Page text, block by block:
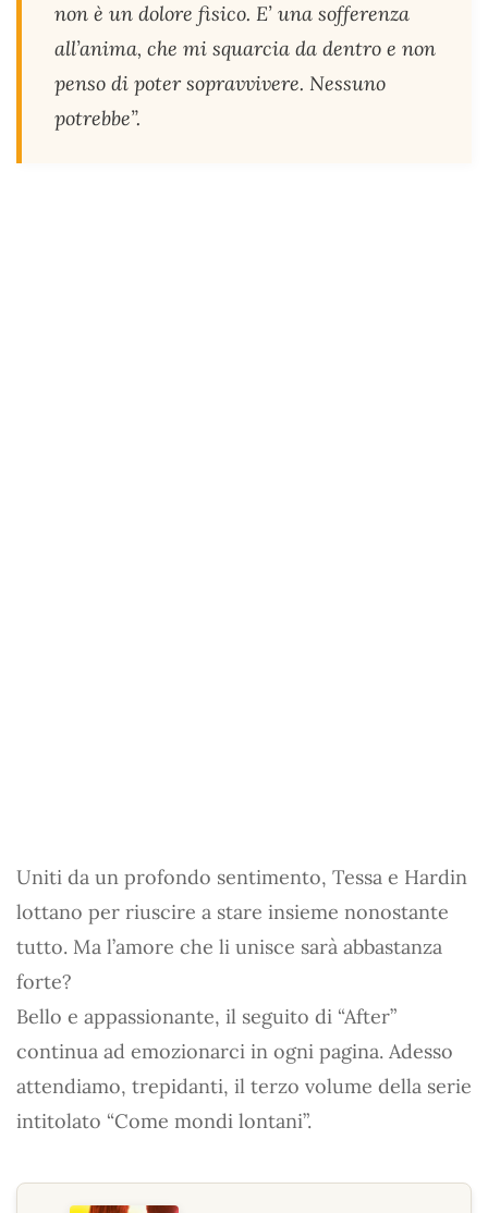
non è un dolore fisico. E’ una sofferenza
all’anima, che mi squarcia da dentro e non
penso di poter sopravvivere. Nessuno
potrebbe”.
Uniti da un profondo sentimento, Tessa e Hardin
lottano per riuscire a stare insieme nonostante
tutto. Ma l’amore che li unisce sarà abbastanza
forte?
Bello e appassionante, il seguito di “After”
continua ad emozionarci in ogni pagina. Adesso
attendiamo, trepidanti, il terzo volume della serie
intitolato “Come mondi lontani”.